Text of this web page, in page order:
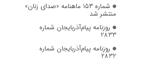
شماره ۱۵۳ ماهنامه «صدای زنان»
منتشر شد
روزنامه پیام‌آذربایجان شماره
2833
روزنامه پیام‌آذربایجان شماره
2832